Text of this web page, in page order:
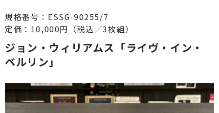
規格番号：ESSG-90255/7
定価：10,000円（税込／3枚組）
ジョン・ウィリアムス「ライヴ・イン・
ベルリン」